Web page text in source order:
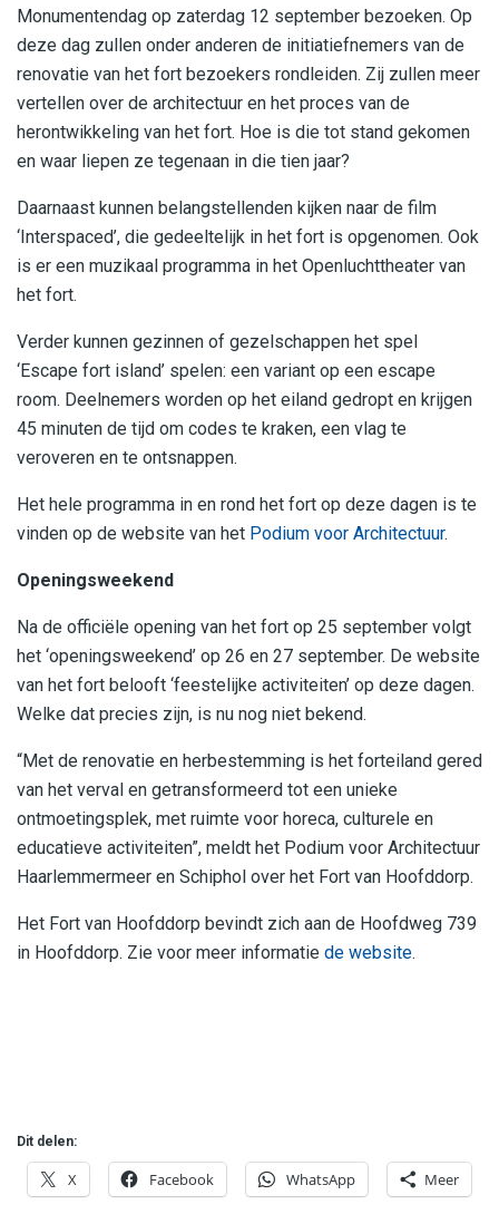
Monumentendag op zaterdag 12 september bezoeken. Op
deze dag zullen onder anderen de initiatiefnemers van de
renovatie van het fort bezoekers rondleiden. Zij zullen meer
vertellen over de architectuur en het proces van de
herontwikkeling van het fort. Hoe is die tot stand gekomen
en waar liepen ze tegenaan in die tien jaar?
Daarnaast kunnen belangstellenden kijken naar de film
‘Interspaced’, die gedeeltelijk in het fort is opgenomen. Ook
is er een muzikaal programma in het Openluchttheater van
het fort.
Verder kunnen gezinnen of gezelschappen het spel
‘Escape fort island’ spelen: een variant op een escape
room. Deelnemers worden op het eiland gedropt en krijgen
45 minuten de tijd om codes te kraken, een vlag te
veroveren en te ontsnappen.
Het hele programma in en rond het fort op deze dagen is te
vinden op de website van het Podium voor Architectuur.
Openingsweekend
Na de officiële opening van het fort op 25 september volgt
het ‘openingsweekend’ op 26 en 27 september. De website
van het fort belooft ‘feestelijke activiteiten’ op deze dagen.
Welke dat precies zijn, is nu nog niet bekend.
“Met de renovatie en herbestemming is het forteiland gered
van het verval en getransformeerd tot een unieke
ontmoetingsplek, met ruimte voor horeca, culturele en
educatieve activiteiten”, meldt het Podium voor Architectuur
Haarlemmermeer en Schiphol over het Fort van Hoofddorp.
Het Fort van Hoofddorp bevindt zich aan de Hoofdweg 739
in Hoofddorp. Zie voor meer informatie de website.
Dit delen:
X Facebook WhatsApp Meer